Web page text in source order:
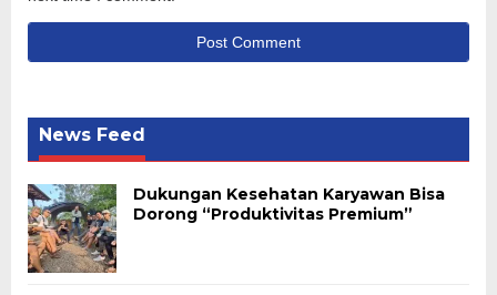
News Feed
Dukungan Kesehatan Karyawan Bisa
Dorong “Produktivitas Premium”